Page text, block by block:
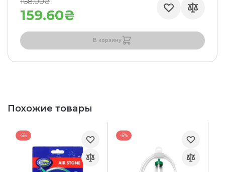
159.60₴
В корзину
Похожие товары
-5% -5%